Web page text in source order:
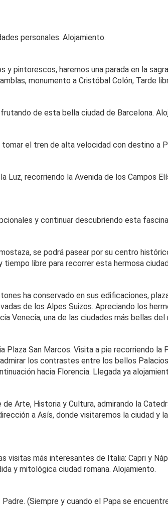
personales. Alojamiento.
pintorescos, haremos una parada en la
monumento a Cristóbal Colón, Tarde
de esta bella ciudad de Barcelona.
el tren de alta velocidad con destino a
Luz, recorriendo la Avenida de los Campos
y continuar descubriendo esta
se podrá pasear por su centro
libre para recorrer esta hermosa
ha conservado en sus edificaciones,
de los Alpes Suizos. Apreciando los
Venecia, una de las ciudades más bellas del
San Marcos. Visita a pie recorriendo
los contrastes entre los bellos
hacia Florencia. Llegada ya
Arte, Historia y Cultura, admirando la
a Asís, donde visitaremos la ciudad y
visitas más interesantes de Italia: Capri y
y mitológica ciudad romana. Alojamiento.
(Siempre y cuando el Papa se